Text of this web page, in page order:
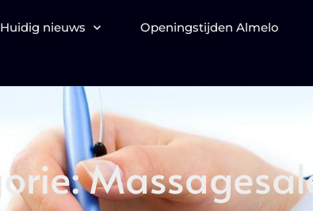
Huidig nieuws Openingstijden Almelo